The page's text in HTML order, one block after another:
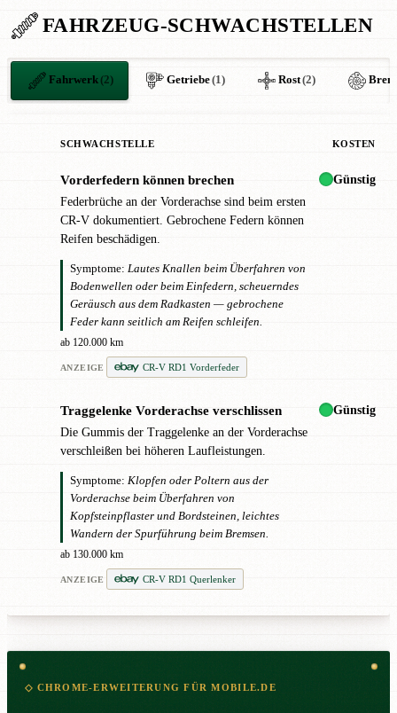
FAHRZEUG-SCHWACHSTELLEN
Fahrwerk(2) Getriebe(1) Rost(2)
SCHWACHSTELLE KOSTEN
Vorderfedern können brechen
Federbrüche an der Vorderachse sind beim ersten
CR-V dokumentiert. Gebrochene Federn können
Reifen beschädigen.
Symptome: Lautes Knallen beim Überfahren von
Bodenwellen oder beim Einfedern, scheuerndes
Geräusch aus dem Radkasten — gebrochene
Feder kann seitlich am Reifen schleifen.
ab 120.000 km
ANZEIGE CR-V RD1 Vorderfeder
Günstig
Traggelenke Vorderachse verschlissen
Die Gummis der Traggelenke an der Vorderachse
verschleißen bei höheren Laufleistungen.
Symptome: Klopfen oder Poltern aus der
Vorderachse beim Überfahren von
Kopfsteinpflaster und Bordsteinen, leichtes
Wandern der Spurführung beim Bremsen.
ab 130.000 km
ANZEIGE CR-V RD1 Querlenker
Günstig
◇ CHROME-ERWEITERUNG FÜR MOBILE.DE